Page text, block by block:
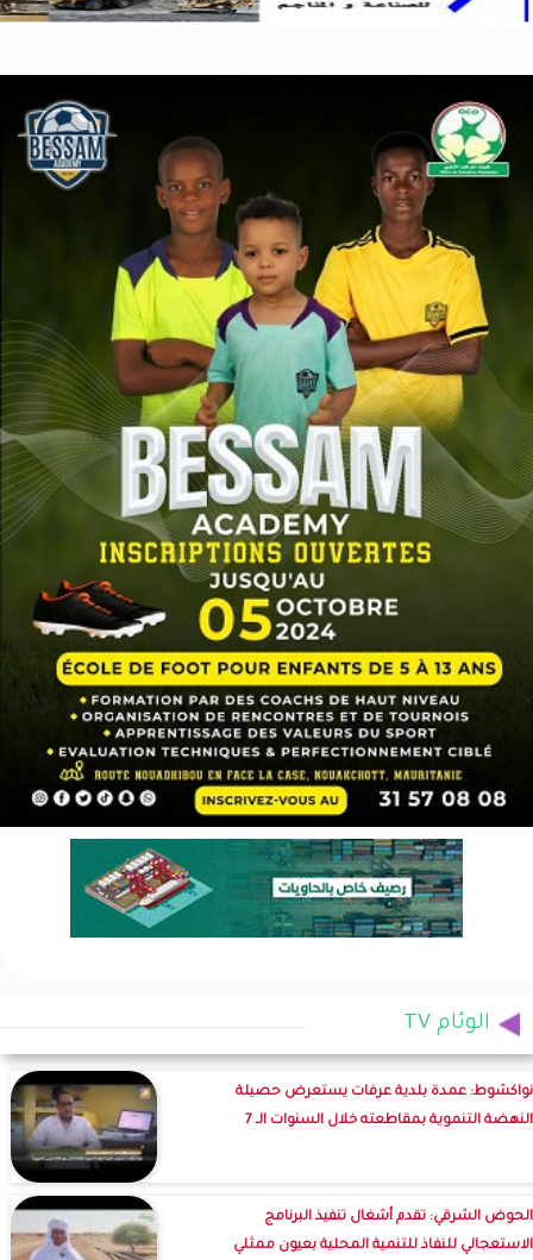
الوئام TV
نواكشوط: عمدة بلدية عرفات يستعرض حصيلة
النهضة التنموية بمقاطعته خلال السنوات الـ 7
الحوض الشرقي: تقدم أشغال تنفيذ البرنامج
الاستعجالي للنفاذ للتنمية المحلية بعيون ممثلي